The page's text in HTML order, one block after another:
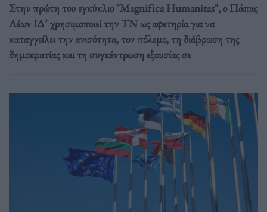
Στην πρώτη του εγκύκλιο "Magnifica Humanitas", ο Πάπας
Λέων ΙΔ’ χρησιμοποιεί την ΤΝ ως αφετηρία για να
καταγγείλει την ανισότητα, τον πόλεμο, τη διάβρωση της
δημοκρατίας και τη συγκέντρωση εξουσίας σε